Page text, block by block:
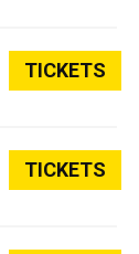
TICKETS
TICKETS